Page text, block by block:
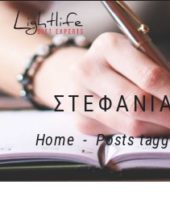
Home - Posts